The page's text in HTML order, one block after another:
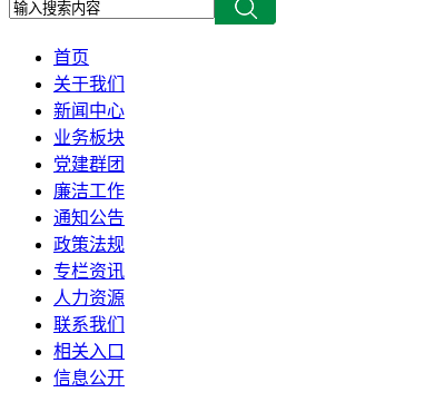
首页
关于我们
新闻中心
业务板块
党建群团
廉洁工作
通知公告
政策法规
专栏资讯
人力资源
联系我们
相关入口
信息公开